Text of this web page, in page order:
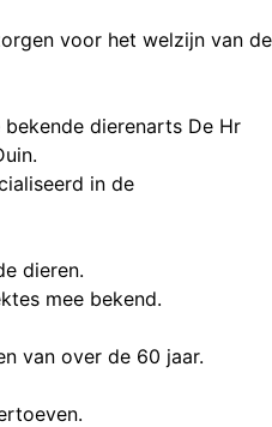
voor het welzijn van de
dierenarts De Hr
in de
dieren.
mee bekend.
van over de 60 jaar.